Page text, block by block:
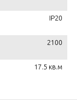
IP20
2100
17.5 кв.м